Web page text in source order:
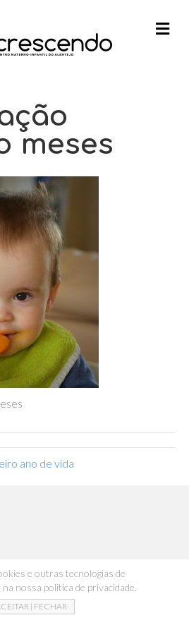
m
e
meses
ano de vida
e outras tecnologias de
nossa politica de privacidade.
| FECHAR